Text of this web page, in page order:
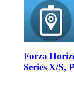
Forza
Series X/S,